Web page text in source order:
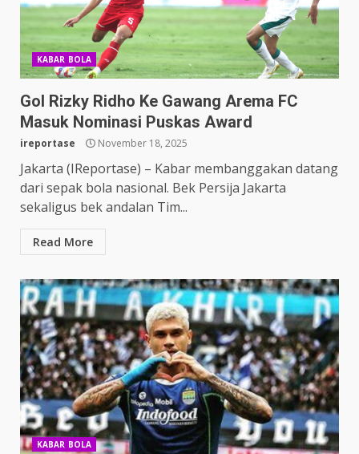
KABAR BOLA
Gol Rizky Ridho Ke Gawang Arema FC
Masuk Nominasi Puskas Award
ireportase November 18, 2025
Jakarta (IReportase) – Kabar membanggakan datang
dari sepak bola nasional. Bek Persija Jakarta
sekaligus bek andalan Tim...
Read More
KABAR BOLA